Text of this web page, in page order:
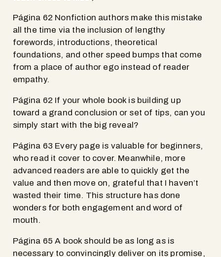
Página 62 Nonfiction authors make this mistake
all the time via the inclusion of lengthy
forewords, introductions, theoretical
foundations, and other speed bumps that come
from a place of author ego instead of reader
empathy.
Página 62 If your whole book is building up
toward a grand conclusion or set of tips, can you
simply start with the big reveal?
Página 63 Every page is valuable for beginners,
who read it cover to cover. Meanwhile, more
advanced readers are able to quickly get the
value and then move on, grateful that I haven’t
wasted their time. This structure has done
wonders for both engagement and word of
mouth.
Página 65 A book should be as long as is
necessary to convincingly deliver on its promise,